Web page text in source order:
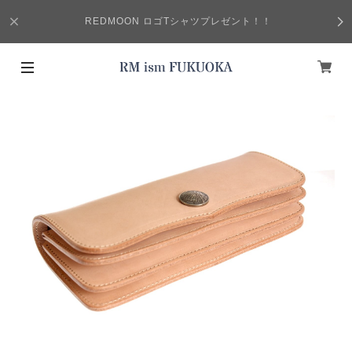
REDMOON ロゴTシャツプレゼント！！